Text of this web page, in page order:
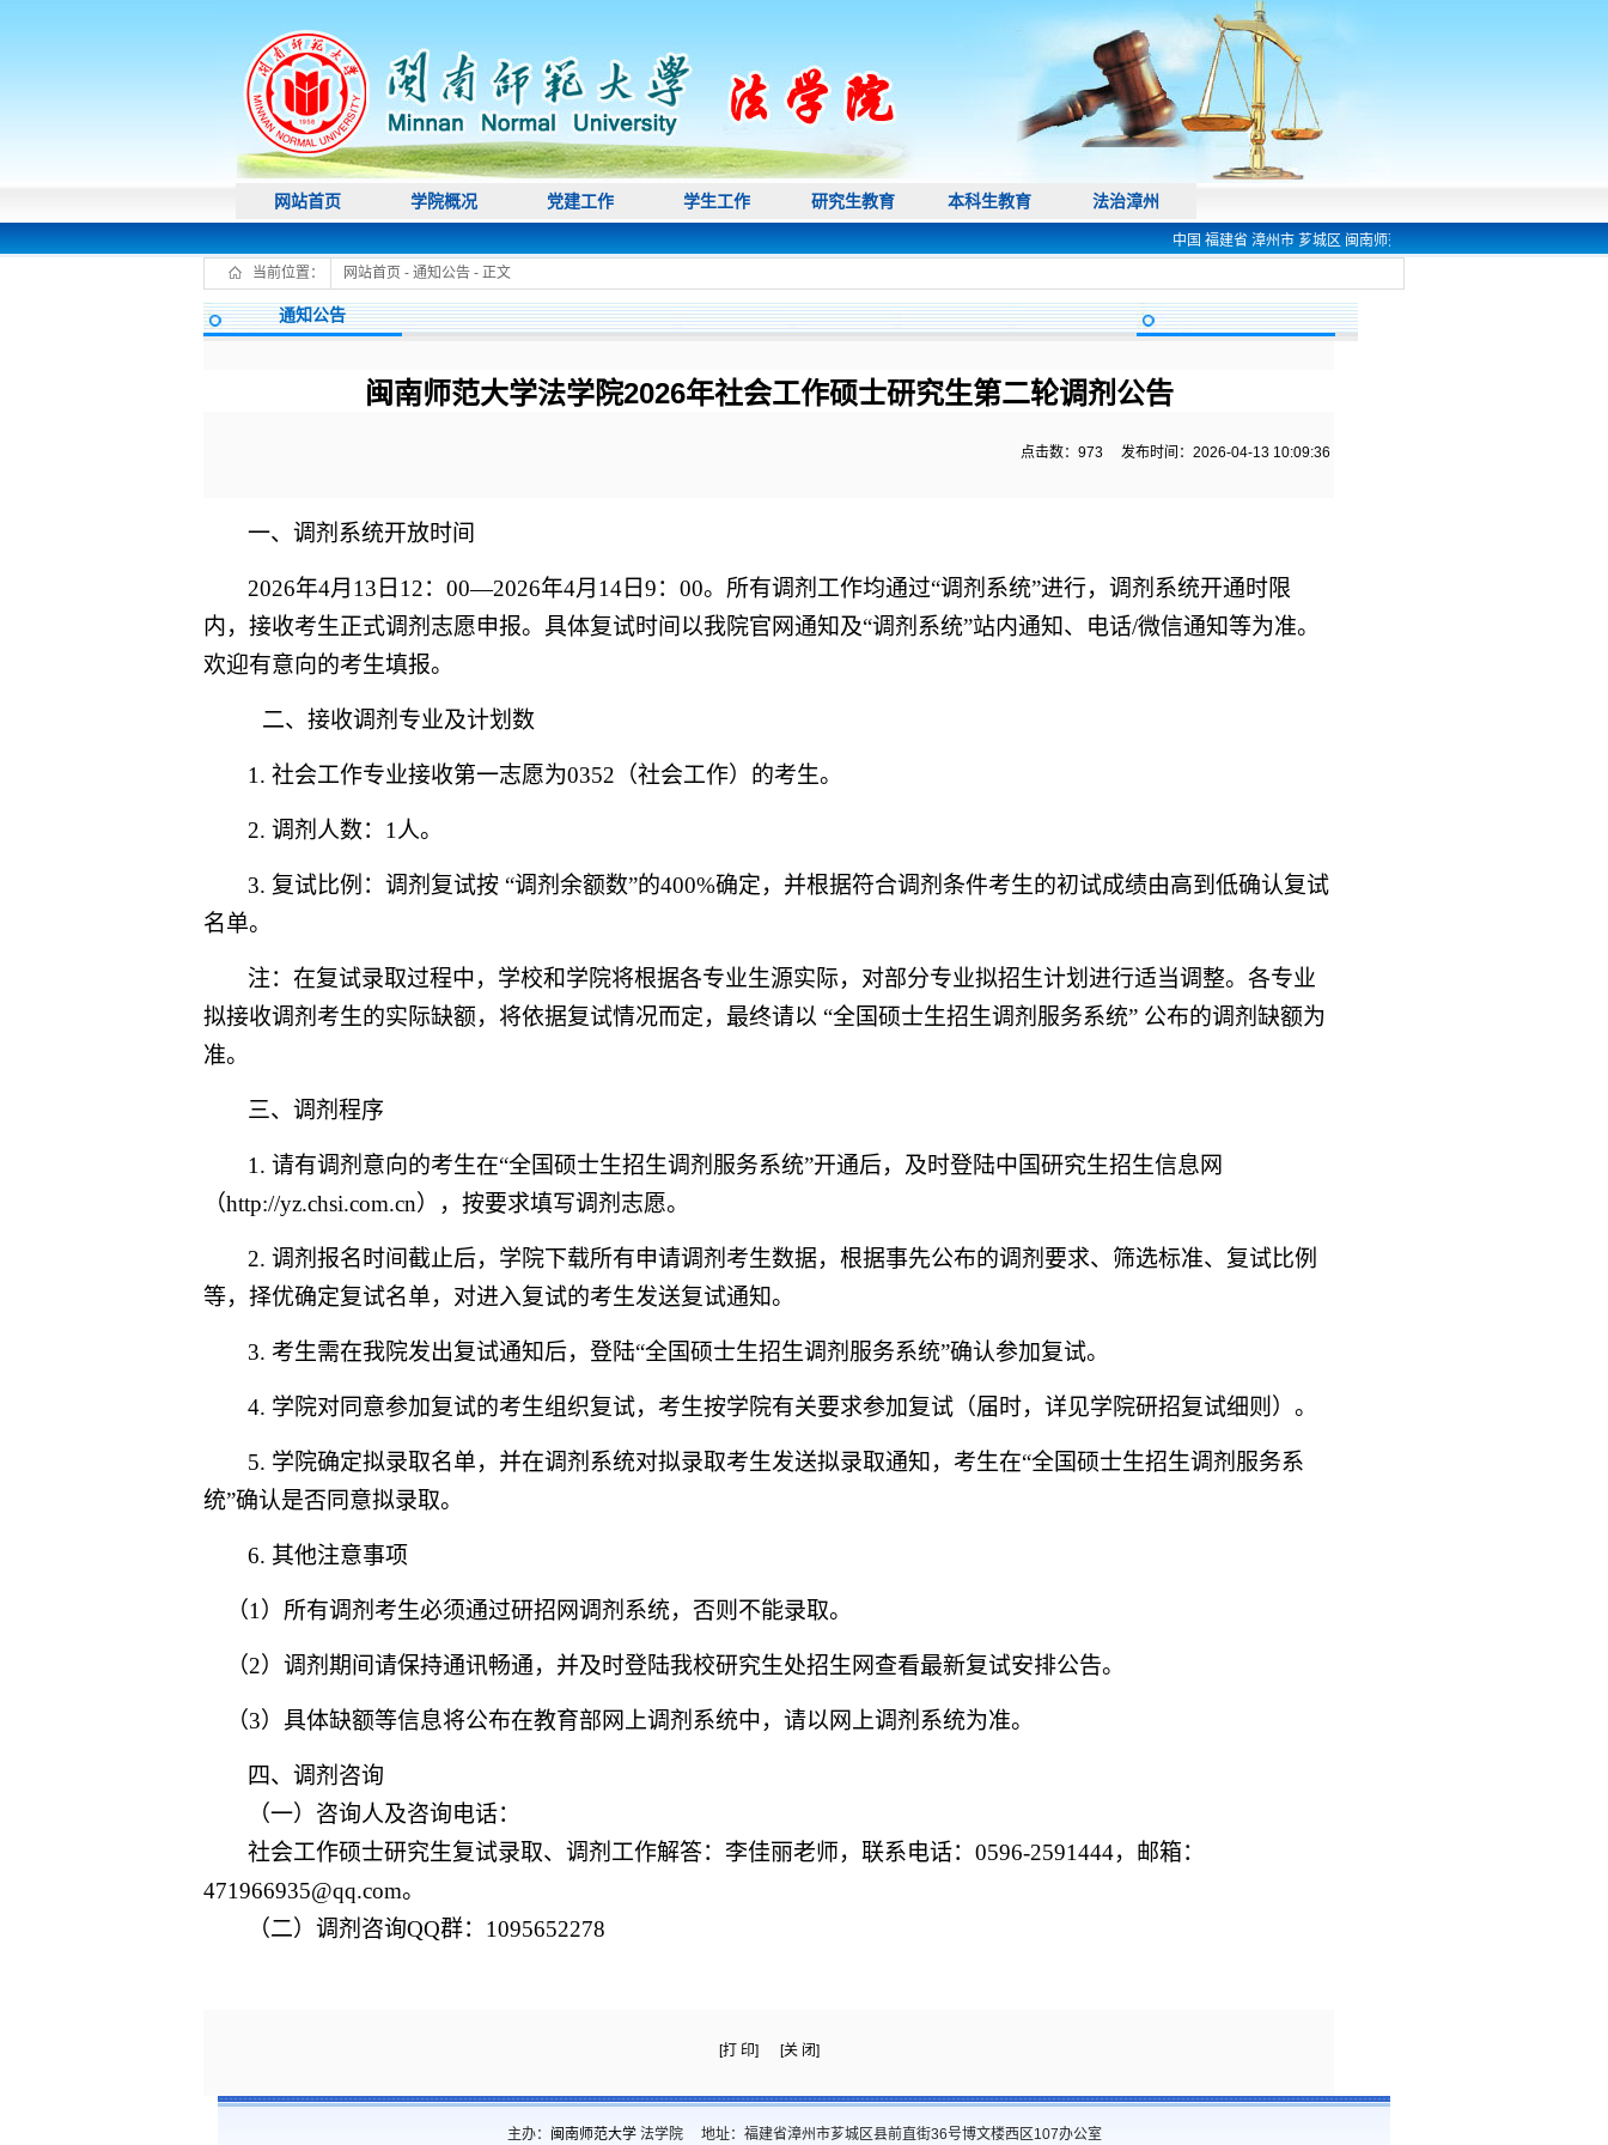
网站首页 学院概况 党建工作 学生工作 研究生教育 本科生教育 法治漳州
中国 福建省 漳州市 芗城区 闽南师范大学 法学院 欢迎您! 电话 0596-
当前位置：
网站首页 - 通知公告 - 正文
通知公告
闽南师范大学法学院2026年社会工作硕士研究生第二轮调剂公告
点击数： 973 发布时间：2026-04-13 10:09:36
一、 调剂系统开放时间
2026年4月13日12：00—2026年4月 14日9： 00。 所有调剂工作均通过“调剂系统”进行，调剂系统开通时限
内，接收考生正式调剂志愿申报。具体复试时间以我院官网通知及“调剂系统”站内通知、电话/微信通知等为准。
欢迎有意向的考生填报。
二、接收调剂专业及计划数
1. 社会工作专业接收第一志愿为0352（社会工作）的考生。
2. 调剂人数：1人。
3. 复试比例： 调剂复试按 “调剂余额数”的400%确定， 并根据符合调剂条件考生的初试成绩由高到低确认复试
名单。
注： 在复试录取过程中，学校和学院将根据各专业生源实际，对部分专业拟招生计划进行适当调整。各专业
拟接收调剂考生的实际缺额，将依据复试情况而定，最终请以 “全国硕士生招生调剂服务系统” 公布的调剂缺额为
准。
三、调剂程序
1. 请有调剂意向的考生在“全国硕士生招生调剂服务系统”开通后，及时登陆中国研究生招生信息网
（http://yz.chsi.com.cn），按要求填写调剂志愿。
2. 调剂报名时间截止后，学院下载所有申请调剂考生数据，根据事先公布的调剂要求、筛选标准、复试比例
等，择优确定复试名单，对进入复试的考生发送复试通知。
3. 考生需在我院发出复试通知后，登陆“全国硕士生招生调剂服务系统”确认参加复试。
4. 学院对同意参加复试的考生组织复试，考生按学院有关要求参加复试（届时，详见学院研招复试细则）。
5. 学院确定拟录取名单，并在调剂系统对拟录取考生发送拟录取通知，考生在“全国硕士生招生调剂服务系
统”确认是否同意拟录取。
6. 其他注意事项
（1）所有调剂考生必须通过研招网调剂系统，否则不能录取。
（2）调剂期间请保持通讯畅通，并及时登陆我校研究生处招生网查看最新复试安排公告。
（3）具体缺额等信息将公布在教育部网上调剂系统中，请以网上调剂系统为准。
四、调剂咨询
（一）咨询人及咨询电话：
社会工作硕士研究生复试录取、调剂工作解答：李佳丽老师，联系电话： 0596-2591444，邮箱：
471966935@qq.com。
（二） 调剂咨询QQ群：1095652278
[打 印] [关 闭]
主办： 闽南师范大学法学院 地址：福建省漳州市芗城区县前直街36号博文楼西区107办公室